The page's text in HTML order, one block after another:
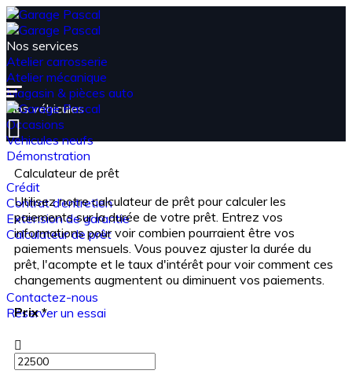
Nos services
Atelier carrosserie
Atelier mécanique
Magasin & pièces auto
Nos véhicules
Occasions
Véhicules neufs
Démonstration
Espace financement
Crédit
Contrat d’entretien
Extension de garantie
Calculateur de prêt
Actualités
Nos catalogue
Contact
Contactez-nous
Réserver un essai
Connexion
Calculateur de prêt
Utilisez notre calculateur de prêt pour calculer les
paiements sur la durée de votre prêt. Entrez vos
informations pour voir combien pourraient être vos
paiements mensuels. Vous pouvez ajuster la durée du
prêt, l'acompte et le taux d'intérêt pour voir comment ces
changements augmentent ou diminuent vos paiements.
Prix*